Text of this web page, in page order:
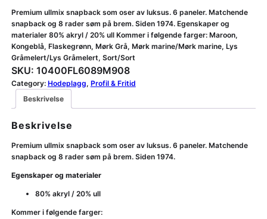
Premium ullmix snapback som oser av luksus. 6 paneler. Matchende
snapback og 8 rader søm på brem. Siden 1974. Egenskaper og
materialer 80% akryl / 20% ull Kommer i følgende farger: Maroon,
Kongeblå, Flaskegrønn, Mørk Grå, Mørk marine/Mørk marine, Lys
Gråmelert/Lys Gråmelert, Sort/Sort
SKU: 10400FL6089M908
Category: Hodeplagg, Profil & Fritid
Beskrivelse
Beskrivelse
Premium ullmix snapback som oser av luksus. 6 paneler. Matchende
snapback og 8 rader søm på brem. Siden 1974.
Egenskaper og materialer
80% akryl / 20% ull
Kommer i følgende farger: